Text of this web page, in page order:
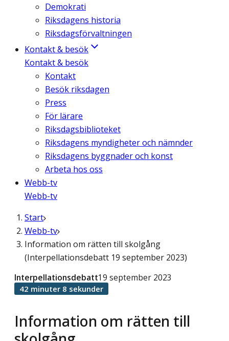
Demokrati
Riksdagens historia
Riksdagsförvaltningen
Kontakt & besök
Kontakt & besök
Kontakt
Besök riksdagen
Press
För lärare
Riksdagsbiblioteket
Riksdagens myndigheter och nämnder
Riksdagens byggnader och konst
Arbeta hos oss
Webb-tv
Webb-tv
Start
Webb-tv
Information om rätten till skolgång
(Interpellationsdebatt 19 september 2023)
Information om rätten till
Interpellationsdebatt19 september 2023
42 minuter 8 sekunder